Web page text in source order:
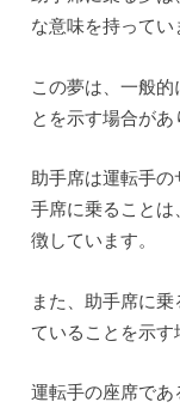
な意味を持ってい
この夢は、一般
とを示す場合があ
助手席は運転手
手席に乗ること
徴しています。
また、助手席に
ていることを示す
運転手の座席で